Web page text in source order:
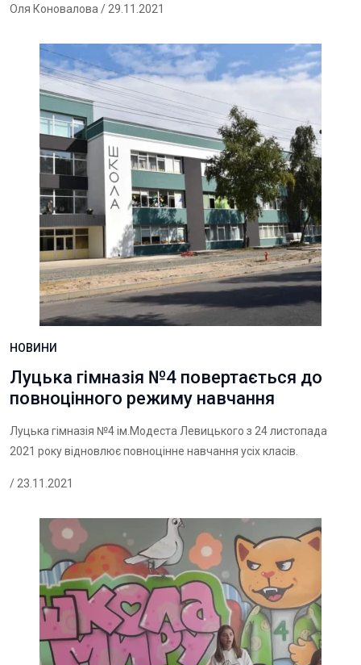
Оля Коновалова / 29.11.2021
НОВИНИ
Луцька гімназія №4 повертається до
повноцінного режиму навчання
Луцька гімназія №4 ім.Модеста Левицького з 24 листопада
2021 року відновлює повноцінне навчання усіх класів.
/ 23.11.2021